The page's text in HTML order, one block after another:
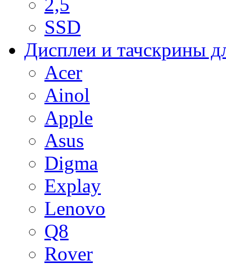
SSD
Дисплеи и тачскрины
Acer
Ainol
Apple
Asus
Digma
Explay
Lenovo
Q8
Rover